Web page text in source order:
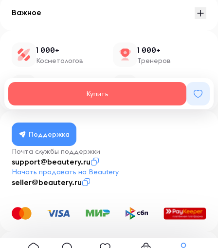
Купить
Важное
1 000+
Косметологов
1 000+
Тренеров
1 500+
Нутрициологов
100+
Поддержка
Почта службы поддержки
support@beautery.ru
Начать продавать на Beautery
seller@beautery.ru